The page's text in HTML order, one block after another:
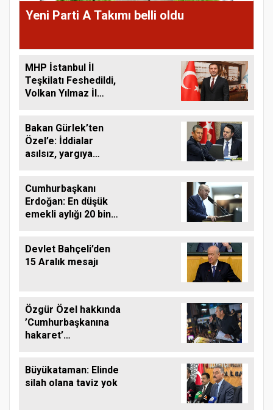
Yeni Parti A Takımı belli oldu
MHP İstanbul İl
Teşkilatı Feshedildi,
Volkan Yılmaz İl
Bakan Gürlek’ten
Özel’e: İddialar
asılsız, yargıya
Cumhurbaşkanı
Erdoğan: En düşük
emekli aylığı 20 bin
dönüşecek
Devlet Bahçeli’den
15 Aralık mesajı
Özgür Özel hakkında
’Cumhurbaşkanına
hakaret’
Büyükataman: Elinde
silah olana taviz yok